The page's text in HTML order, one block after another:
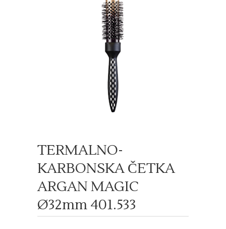
TERMALNO-
KARBONSKA ČETKA
ARGAN MAGIC
Ø32mm 401.533